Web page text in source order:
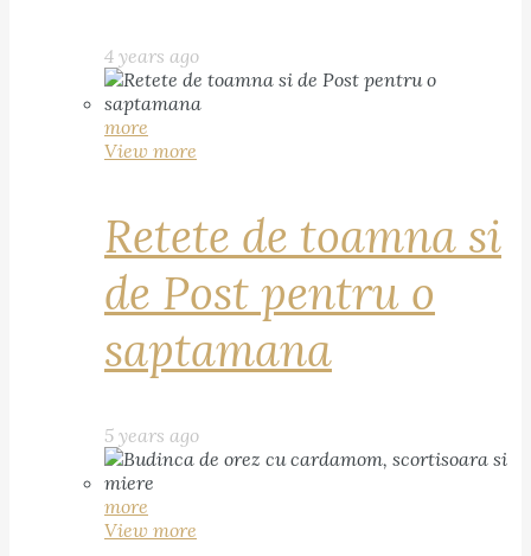
4 years ago
more
View more
Retete de toamna si
de Post pentru o
saptamana
5 years ago
more
View more